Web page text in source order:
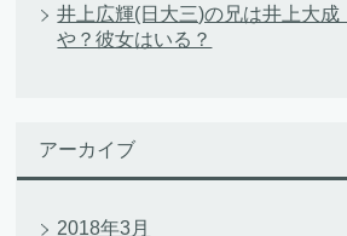
井上広輝(日大三)の兄は井上大成
や？彼女はいる？
アーカイブ
2018年3月